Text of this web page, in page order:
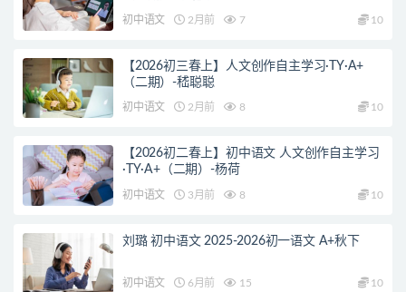
初中语文 2月前 7 10
【2026初三春上】人文创作自主学习·TY·A+
（二期）-嵇聪聪
初中语文 2月前 8 10
【2026初二春上】初中语文 人文创作自主学习
·TY·A+（二期）-杨荷
初中语文 3月前 8 10
刘璐 初中语文 2025-2026初一语文 A+秋下
初中语文 6月前 15 10